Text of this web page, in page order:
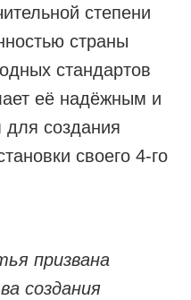
степени
страны
стандартов
её надёжным и
создания
своего 4-го
призвана
создания